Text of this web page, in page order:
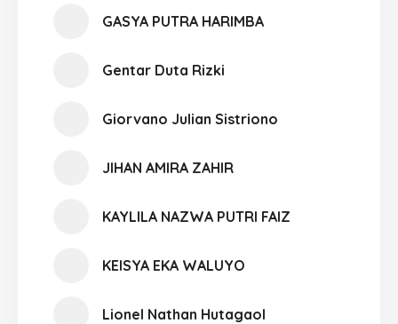
GASYA PUTRA HARIMBA
Gentar Duta Rizki
Giorvano Julian Sistriono
JIHAN AMIRA ZAHIR
KAYLILA NAZWA PUTRI FAIZ
KEISYA EKA WALUYO
Lionel Nathan Hutagaol